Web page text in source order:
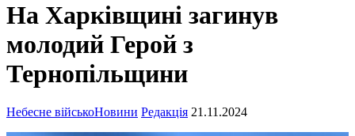
На Харківщині загинув
молодий Герой з
Тернопільщини
Небесне військоНовини Редакція 21.11.2024